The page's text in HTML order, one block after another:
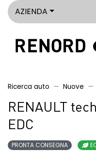
AZIENDA
Ricerca auto Nuove
RENAULT
EDC
PRONTA CONSEGNA